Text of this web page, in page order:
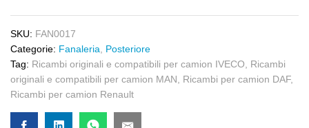
SKU: FAN0017
Categorie: Fanaleria
Posteriore
Tag: Ricambi originali e compatibili per camion IVECO
Ricambi
originali e compatibili per camion MAN
Ricambi per camion DAF,
Ricambi per camion Renault